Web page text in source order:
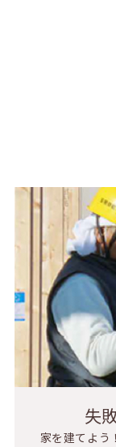
失
家を建てよう